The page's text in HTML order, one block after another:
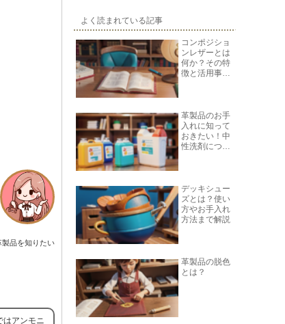
製品を知りたい
アンモニ
よく読まれている記事
コンポジショ
ンレザーとは
何か？その特
徴と活用事例
革製品のお手
入れに知って
おきたい！中
性洗剤につい
デッキシュー
ズとは？使い
方やお手入れ
方法まで解説
革製品の脱色
とは？